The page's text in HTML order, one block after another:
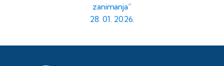
zanimanja“
28. 01. 2026.